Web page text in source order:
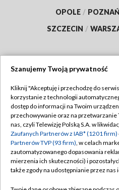
OPOLE / POZNAŃ
SZCZECIN /
Abonament TVP
Emisja w TVP
Centrum informacji TVP
Naziemna Telewizja Cyfrowa
Polityka
Moje
Szanujemy Twoją prywatność
Kliknij "Akceptuję i przechodzę do
korzystanie z technologii
dostęp do informacji na Twoim
przechowywanie oraz na przetwarzanie
nas, czyli Telewizję Polską S.A. w
Zaufanych Partnerów z IAB* (1201 firm)
Partnerów TVP (93 firm), w celach
zautomatyzowanego dopasowania
mierzenia ich skuteczności) i
także zgody na udostępnianie przez nas